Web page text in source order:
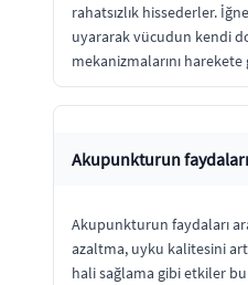
rahatsızlık hissederler.
uyararak vücudun kendi
mekanizmalarını
Akupunkturun
Akupunkturun faydaları
azaltma, uyku kalitesini
hali sağlama gibi etkiler